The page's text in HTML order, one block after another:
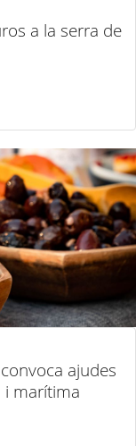
a la serra de
ajudes
i marítima